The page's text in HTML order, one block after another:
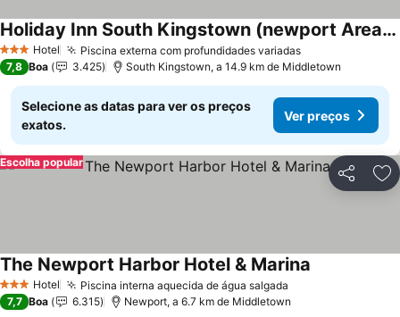
3 EstrelasHotel Piscina externa com profundidades variadas
Holiday Inn South Kingstown (newport Area) By Ihg
7,8 Boa 3.425 South Kingstown, a 14.9 km de Middletown
Selecione as datas para ver os preços
exatos.
Ver preços
Partilhar
Escolha popular
3 EstrelasHotel Piscina interna aquecida de água salgada
The Newport Harbor Hotel & Marina
7,7 Boa 6.315 Newport, a 6.7 km de Middletown